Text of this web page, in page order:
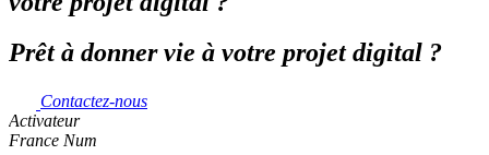
Prêt à donner vie à votre projet digital ?
Contactez-nous
Activateur
France Num